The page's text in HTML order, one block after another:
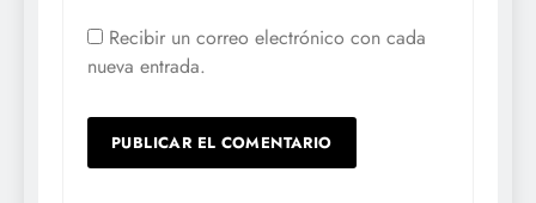
Recibir un correo electrónico con cada
nueva entrada.